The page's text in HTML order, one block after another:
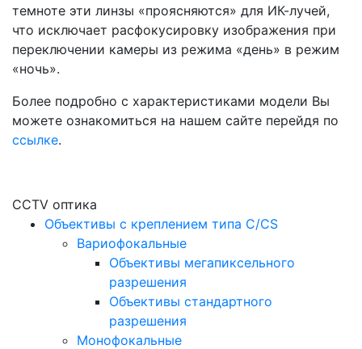
темноте эти линзы «проясняются» для ИК-лучей,
что исключает расфокусировку изображения при
переключении камеры из режима «день» в режим
«ночь».
Более подробно с характеристиками модели Вы
можете ознакомиться на нашем сайте перейдя по
ссылке.
CCTV оптика
Объективы с креплением типа C/CS
Вариофокальные
Объективы мегапиксельного
разрешения
Объективы стандартного
разрешения
Монофокальные